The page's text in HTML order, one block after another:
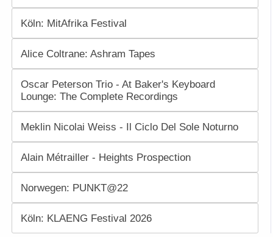
Köln: MitAfrika Festival
Alice Coltrane: Ashram Tapes
Oscar Peterson Trio - At Baker's Keyboard
Lounge: The Complete Recordings
Meklin Nicolai Weiss - Il Ciclo Del Sole Noturno
Alain Métrailler - Heights Prospection
Norwegen: PUNKT@22
Köln: KLAENG Festival 2026